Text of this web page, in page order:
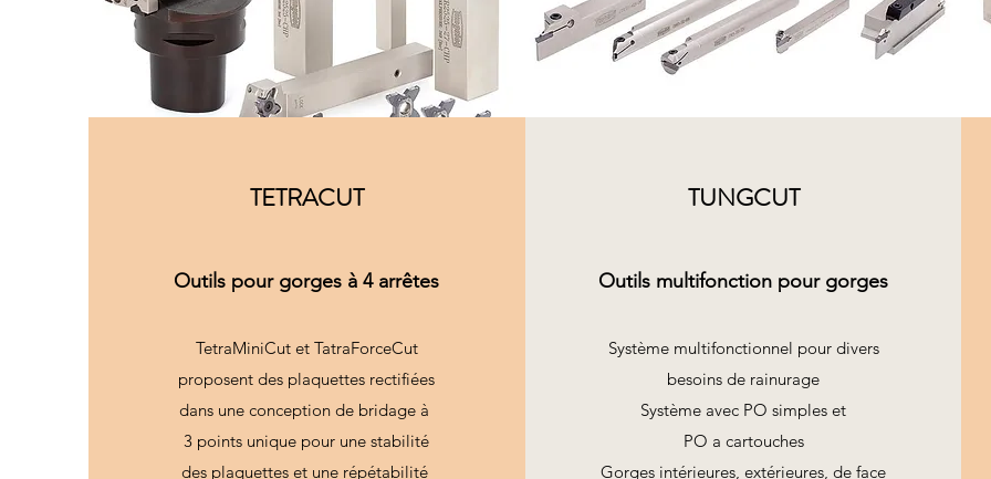
TETRACUT
Outils pour gorges à 4 arrêtes
TetraMiniCut et TatraForceCut
proposent des plaquettes rectifiées
dans une conception de bridage à
3 points unique pour une stabilité
des plaquettes et une répétabilité
TUNGCUT
Outils multifonction pour gorges
Système multifonctionnel pour divers
besoins de rainurage
Système avec PO simples et
PO a cartouches
Gorges intérieures, extérieures, de face